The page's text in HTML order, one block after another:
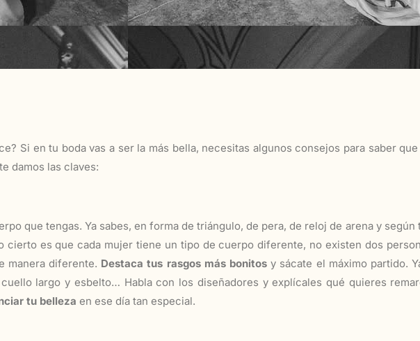
Si en tu boda vas a ser la más bella, necesitas algunos consejos para saber
te damos las claves:
que tengas. Ya sabes, en forma de triángulo, de pera, de reloj de arena y
es que cada mujer tiene un tipo de cuerpo diferente, no existen dos
manera diferente. Destaca tus rasgos más bonitos y sácate el máximo partido.
largo y esbelto… Habla con los diseñadores y explícales qué quieres
tu belleza en ese día tan especial.